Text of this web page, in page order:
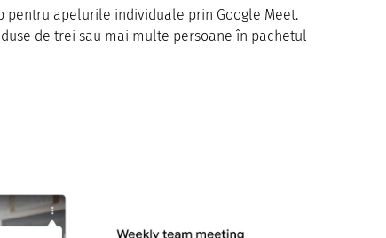
pentru apelurile individuale prin Google Meet.
de trei sau mai multe persoane în pachetul